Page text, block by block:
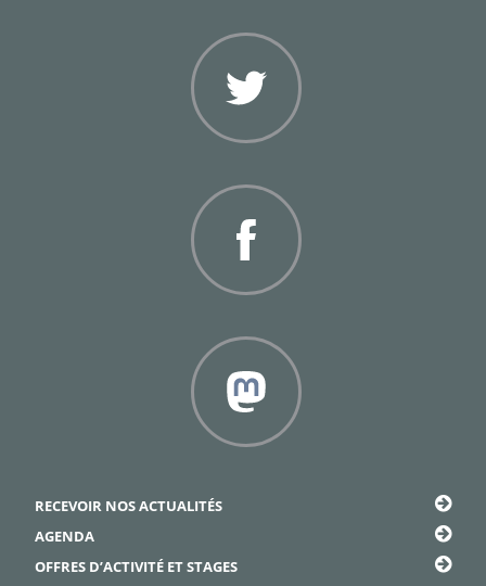
RECEVOIR NOS ACTUALITÉS
AGENDA
OFFRES D’ACTIVITÉ ET STAGES